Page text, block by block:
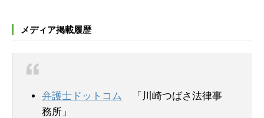
メディア掲載履歴
弁護士ドットコム 「川崎つばさ法律事
務所」